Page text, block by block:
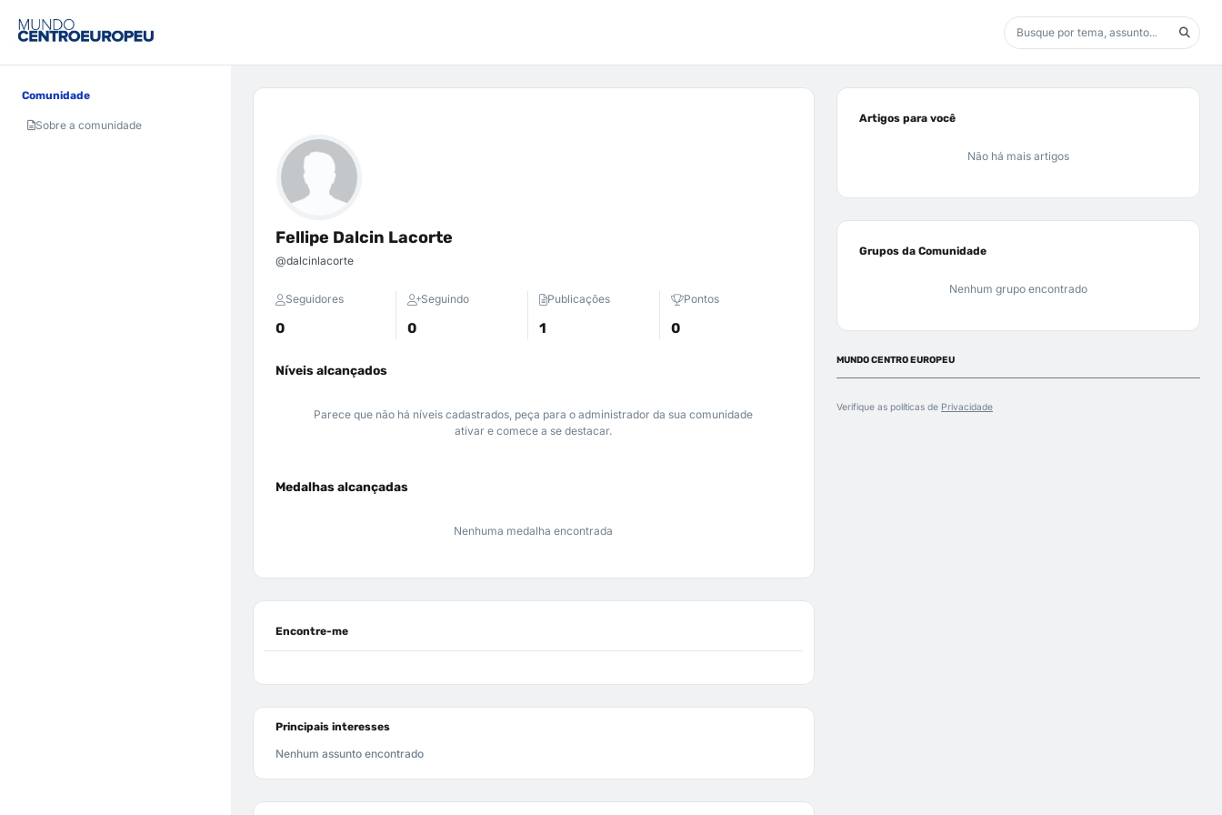
Comunidade
Sobre a comunidade
Fellipe Dalcin Lacorte
@dalcinlacorte
Seguidores
0
Seguindo
0
Publicações
1
Pontos
0
Níveis alcançados
Parece que não há níveis cadastrados, peça para o administrador da sua comunidade
ativar e comece a se destacar.
Medalhas alcançadas
Nenhuma medalha encontrada
Encontre-me
Principais interesses
Nenhum assunto encontrado
Artigos para você
Não há mais artigos
Grupos da Comunidade
Nenhum grupo encontrado
MUNDO CENTRO EUROPEU
Verifique as políticas de Privacidade